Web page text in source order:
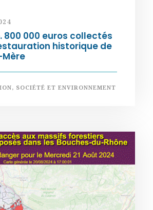
800 000 euros collectés
historique de
, SOCIÉTÉ ET ENVIRONNEMENT